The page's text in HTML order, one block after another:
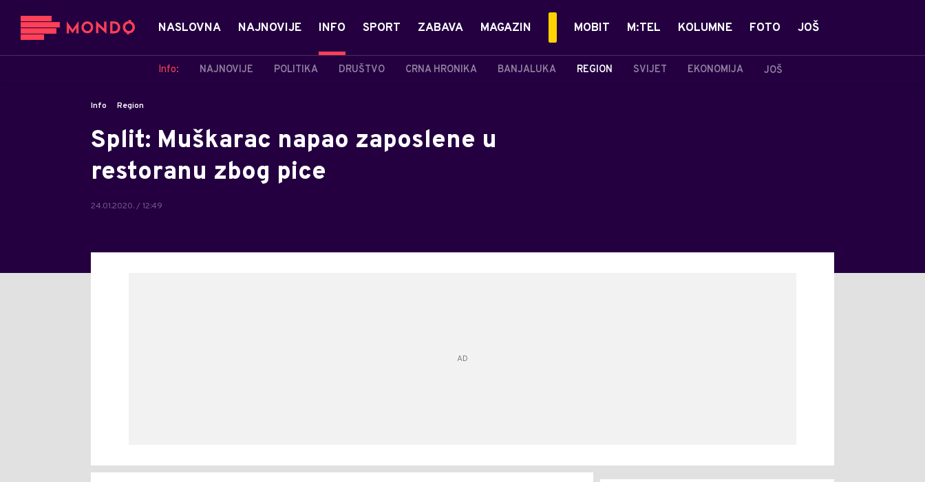
NASLOVNA NAJNOVIJE INFO
Info: NAJNOVIJE POLITIKA DRUŠTVO CRNA HRONIKA BANJALUKA REGION SVIJET EKONOMIJA JOŠ
SPORT ZABAVA MAGAZIN MOBIT M:TEL KOLUMNE FOTO JOŠ
Info Region
Split: Muškarac napao zaposlene u
restoranu zbog pice
24.01.2020. / 12:49